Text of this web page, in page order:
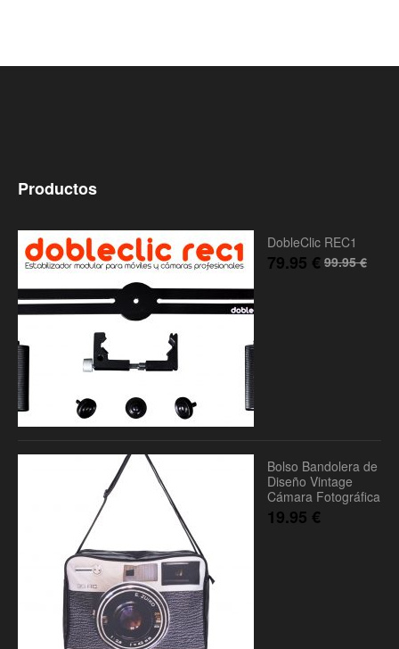
Productos
DobleClic REC1
99.95€
79.95 €
Bolso Bandolera de
Diseño Vintage
Cámara Fotográfica
19.95 €